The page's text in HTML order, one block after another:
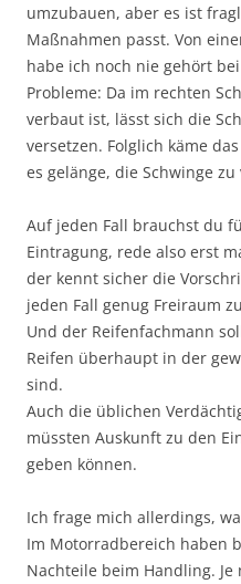
umzubauen, aber es ist
Maßnahmen passt. Von
habe ich noch nie gehört
Probleme: Da im rechten
verbaut ist, lässt sich die
versetzen. Folglich käme
es gelänge, die Schwinge zu
Auf jeden Fall brauchst du
Eintragung, rede also erst
der kennt sicher die
jeden Fall genug Freiraum
Und der Reifenfachmann
Reifen überhaupt in der
sind.
Auch die üblichen
müssten Auskunft zu den
geben können.
Ich frage mich allerdings,
Im Motorradbereich haben
Nachteile beim Handling.